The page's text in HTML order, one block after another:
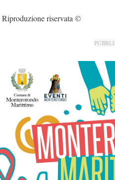
Riproduzione riservata ©